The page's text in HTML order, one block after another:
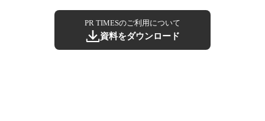
PR TIMESのご利用について
資料をダウンロード